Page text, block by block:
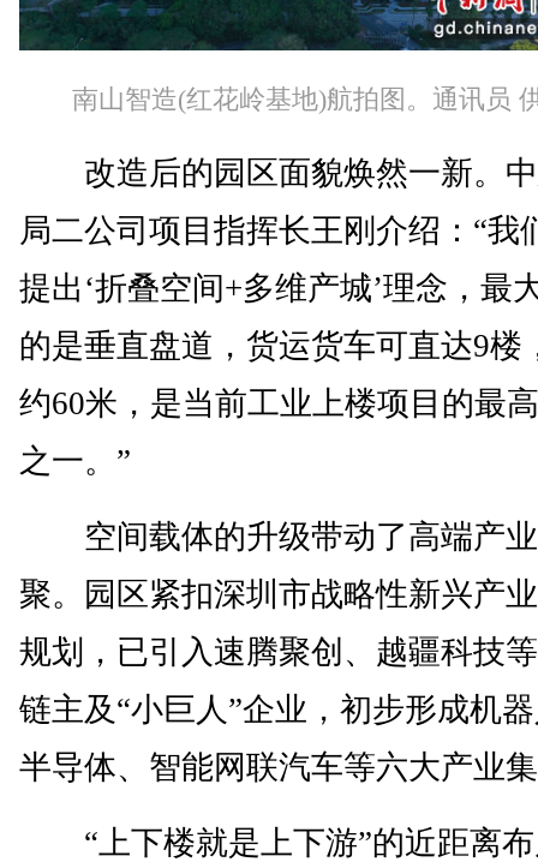
南山智造(红花岭基地)航拍图。通讯员
改造后的园区面貌焕然一新。
局二公司项目指挥长王刚介绍：“我
提出‘折叠空间+多维产城’理念，最
的是垂直盘道，货运货车可直达9楼
约60米，是当前工业上楼项目的最
之一。”
空间载体的升级带动了高端产
聚。园区紧扣深圳市战略性新兴产
规划，已引入速腾聚创、越疆科技
链主及“小巨人”企业，初步形成机
半导体、智能网联汽车等六大产业
“上下楼就是上下游”的近距离布